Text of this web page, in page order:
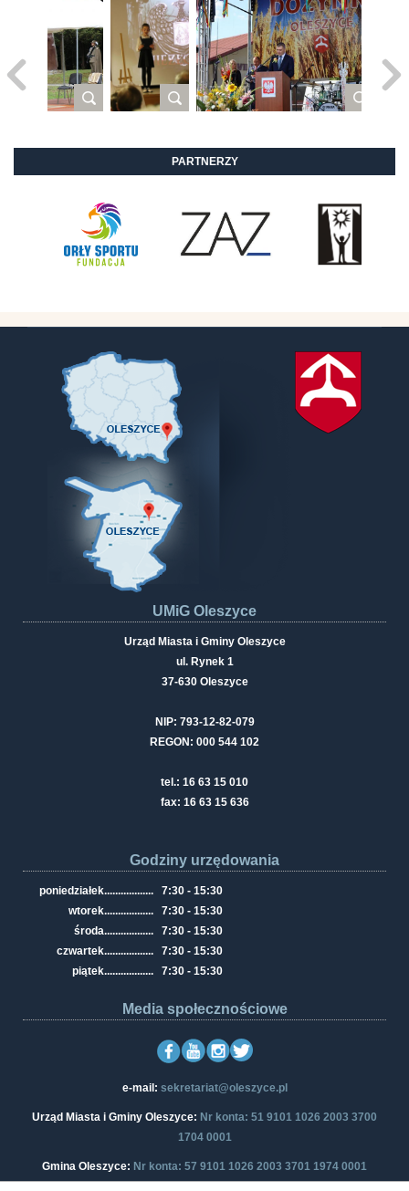
PARTNERZY
UMiG Oleszyce
Urząd Miasta i Gminy Oleszyce
ul. Rynek 1
37-630 Oleszyce
NIP: 793-12-82-079
REGON: 000 544 102
tel.: 16 63 15 010
fax: 16 63 15 636
Godziny urzędowania
poniedziałek..................
7:30 - 15:30
wtorek..................
7:30 - 15:30
środa..................
7:30 - 15:30
czwartek..................
7:30 - 15:30
piątek.................. 7:30 - 15:30
Media społecznościowe
e-mail: sekretariat@oleszyce.pl
Urząd Miasta i Gminy Oleszyce: Nr konta: 51 9101 1026 2003 3700
1704 0001
Gmina Oleszyce: Nr konta: 57 9101 1026 2003 3701 1974 0001